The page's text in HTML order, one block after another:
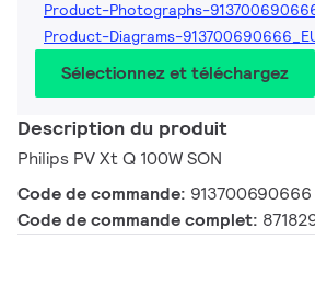
Product-Photographs-
Product-Diagrams-
Sélectionnez et téléchargez
Description du produit
Philips PV Xt Q 100W SON
Code de commande: 913700690666
Code de commande complet: